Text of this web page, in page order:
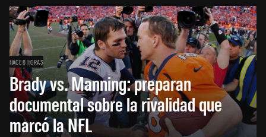
HACE 8 HORAS
Brady vs. Manning: preparan
documental sobre la rivalidad que
marcó la NFL